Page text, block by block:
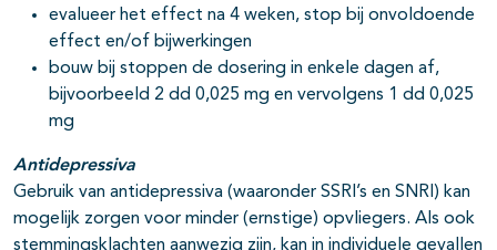
evalueer het effect na 4 weken, stop bij onvoldoende
effect en/of bijwerkingen
bouw bij stoppen de dosering in enkele dagen af,
bijvoorbeeld 2 dd 0,025 mg en vervolgens 1 dd 0,025
mg
Antidepressiva
Gebruik van antidepressiva (waaronder SSRI’s en SNRI) kan
mogelijk zorgen voor minder (ernstige) opvliegers. Als ook
stemmingsklachten aanwezig zijn, kan in individuele gevallen